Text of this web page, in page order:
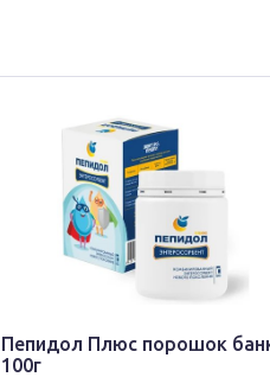
Пепидол Плюс порошок
100г